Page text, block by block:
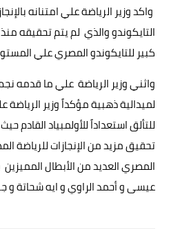
واكد وزير الرياضة علي امتنانه
كبير للتايكوندو المصري علي
واثني وزير الرياضة علي ما قدمه
لميدالية ذهبية مؤكداً وزير
للتألق استعداداً للأولمبياد
تحقيق مزيد من الإنجازات للرياضة
المصري العديد من الأبطال
عيسى و أحمد الراوي و ايه شحاتة و